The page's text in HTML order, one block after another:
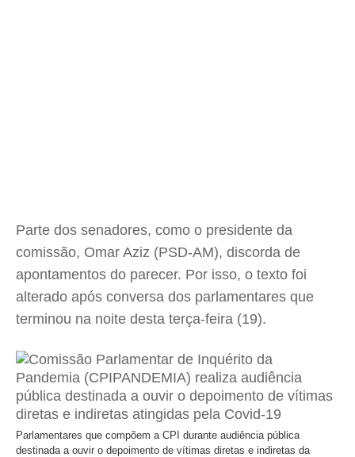
Parte dos senadores, como o presidente da
comissão, Omar Aziz (PSD-AM), discorda de
apontamentos do parecer. Por isso, o texto foi
alterado após conversa dos parlamentares que
terminou na noite desta terça-feira (19).
Parlamentares que compõem a CPI durante audiência pública
destinada a ouvir o depoimento de vítimas diretas e indiretas da